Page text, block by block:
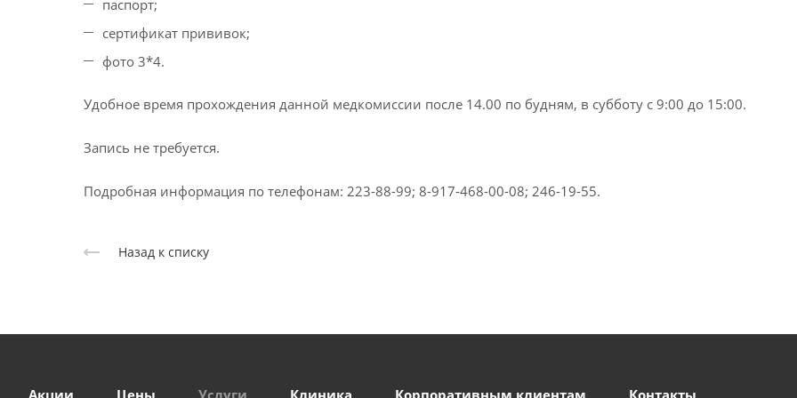
паспорт;
сертификат прививок;
фото 3*4.
Удобное время прохождения данной медкомиссии после 14.00 по будням, в субботу с 9:00 до 15:00.
Запись не требуется.
Подробная информация по телефонам: 223-88-99; 8-917-468-00-08; 246-19-55.
Назад к списку